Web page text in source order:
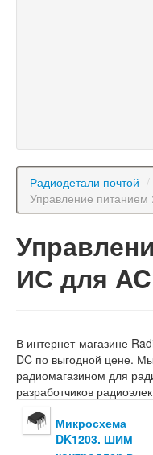
Радиодетали почтой /
Управление
ИС для
В интернет-магазине
DC по выгодной цене.
радиомагазином для
разработчиков
Микросхема
DK1203. ШИМ